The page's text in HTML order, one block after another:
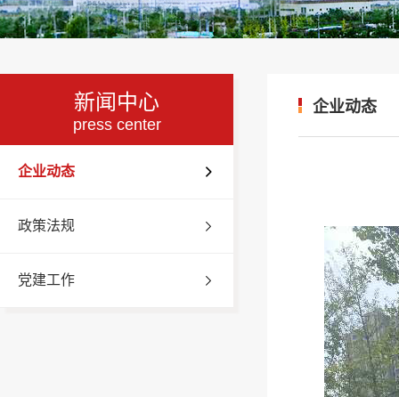
新闻中心
press center
企业动态
政策法规
党建工作
企业动态